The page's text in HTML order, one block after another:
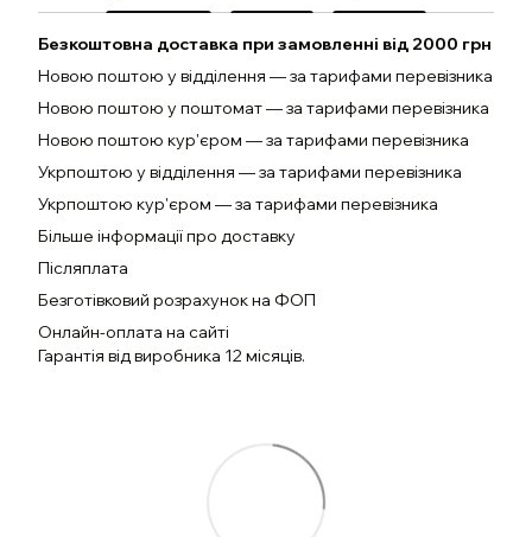
Безкоштовна доставка при замовленні від 2000 грн
Новою поштою у відділення — за тарифами перевізника
Новою поштою у поштомат — за тарифами перевізника
Новою поштою кур'єром — за тарифами перевізника
Укрпоштою у відділення — за тарифами перевізника
Укрпоштою кур'єром — за тарифами перевізника
Більше інформації про доставку
Післяплата
Безготівковий розрахунок на ФОП
Онлайн-оплата на сайті
Гарантія від виробника 12 місяців.